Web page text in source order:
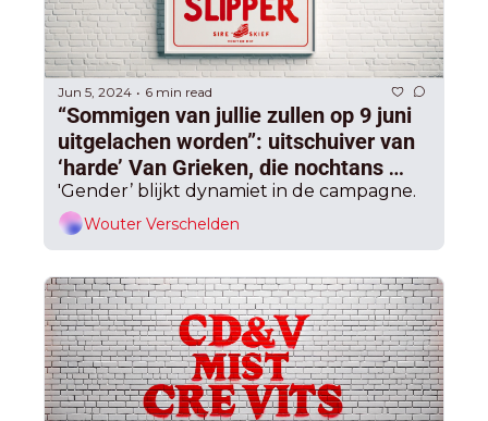
Jun 5, 2024 • 6 min read
“Sommigen van jullie zullen op 9 juni
uitgelachen worden”: uitschuiver van
‘harde’ Van Grieken, die nochtans
zichzelf waarschuwde voor overmoed
'Gender’ blijkt dynamiet in de campagne.
Wouter Verschelden